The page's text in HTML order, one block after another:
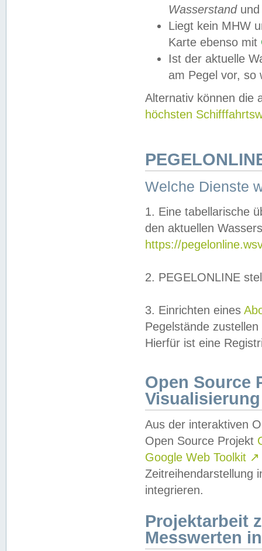
Wasserstandund
Liegt kein MHW
Karte ebenso mit
Ist der aktuelle
am Pegel vor,
Alternativ können die
höchsten
Welche Dienste
1. Eine tabellarische
den aktuellen
https://
2. PEGELONLINE
3. Einrichten eines
Pegelstände
Hierfür ist eine
Open Source
Visualisierung
Aus der interaktiven
Open Source Projekt
Google Web Toolkit ↗
Zeitreihendarstellung
integrieren.
Projektarbeit
Messwerten